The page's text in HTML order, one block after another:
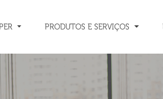
PRODUTOS E SERVIÇOS